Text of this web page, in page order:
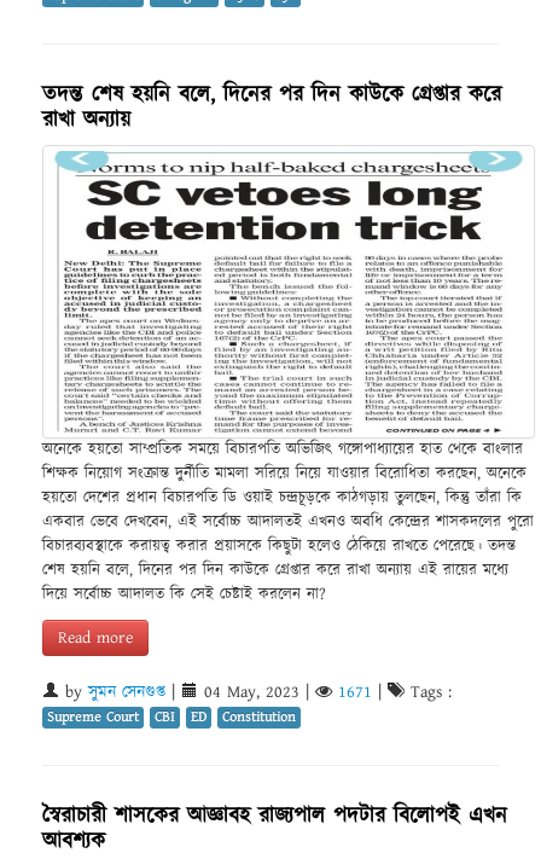
তদন্ত শেষ হয়নি বলে, দিনের পর দিন কাউকে গ্রেপ্তার করে
রাখা অন্যায়
অনেকে হয়তো সাম্প্রতিক সময়ে বিচারপতি অভিজিৎ গঙ্গোপাধ্যায়ের হাত থেকে বাংলার
শিক্ষক নিয়োগ সংক্রান্ত দুর্নীতি মামলা সরিয়ে নিয়ে যাওয়ার বিরোধিতা করছেন, অনেকে
হয়তো দেশের প্রধান বিচারপতি ডি ওয়াই চন্দ্রচূড়কে কাঠগড়ায় তুলছেন, কিন্তু তাঁরা কি
একবার ভেবে দেখবেন, এই সর্বোচ্চ আদালতই এখনও অবধি কেন্দ্রের শাসকদলের পুরো
বিচারব্যবস্থাকে করায়ত্ব করার প্রয়াসকে কিছুটা হলেও ঠেকিয়ে রাখতে পেরেছে। তদন্ত
শেষ হয়নি বলে, দিনের পর দিন কাউকে গ্রেপ্তার করে রাখা অন্যায় এই রায়ের মধ্যে
দিয়ে সর্বোচ্চ আদালত কি সেই চেষ্টাই করলেন না?
Read more
byসুমন সেনগুপ্ত 04 May, 2023 1671 Tags :
Supreme Court CBI ED Constitution
স্বৈরাচারী শাসকের আজ্ঞাবহ রাজ্যপাল পদটার বিলোপই এখন
আবশ্যক